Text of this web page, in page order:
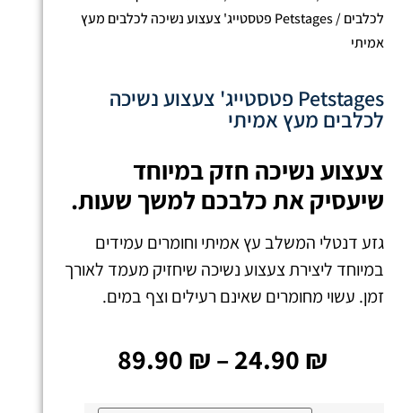
לכלבים
/ Petstages פטסטייג' צעצוע נשיכה לכלבים מעץ
אמיתי
Petstages פטסטייג' צעצוע נשיכה
לכלבים מעץ אמיתי
צעצוע נשיכה חזק במיוחד
שיעסיק את כלבכם למשך שעות.
גזע דנטלי המשלב עץ אמיתי וחומרים עמידים
במיוחד ליצירת צעצוע נשיכה שיחזיק מעמד לאורך
זמן. עשוי מחומרים שאינם רעילים וצף במים.
24.90 ₪
–
89.90 ₪